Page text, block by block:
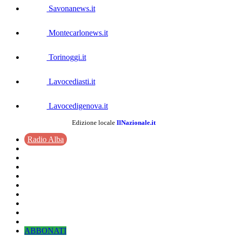
Savonanews.it
Montecarlonews.it
Torinoggi.it
Lavocediasti.it
Lavocedigenova.it
Edizione locale IlNazionale.it
Radio Alba
ABBONATI